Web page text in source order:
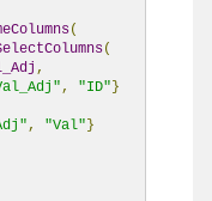
(
(
,
, "ID"}
, "Val"}